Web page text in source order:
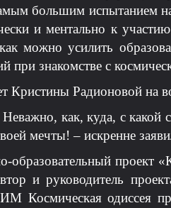
большим испытанием
и ментально к
можно усилить
при знакомстве с
Кристины Радионовой на
как, куда, с
мечты! – искренне
образовательный проект
и руководитель
Космическая одиссея